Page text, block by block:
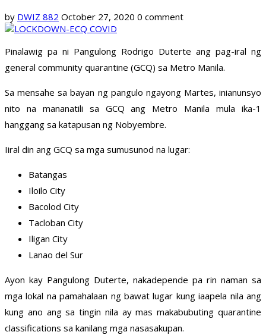
by DWIZ 882 October 27, 2020 0 comment
Pinalawig pa ni Pangulong Rodrigo Duterte ang pag-iral ng
general community quarantine (GCQ) sa Metro Manila.
Sa mensahe sa bayan ng pangulo ngayong Martes, inianunsyo
nito na mananatili sa GCQ ang Metro Manila mula ika-1
hanggang sa katapusan ng Nobyembre.
Iiral din ang GCQ sa mga sumusunod na lugar:
Batangas
Iloilo City
Bacolod City
Tacloban City
Iligan City
Lanao del Sur
Ayon kay Pangulong Duterte, nakadepende pa rin naman sa
mga lokal na pamahalaan ng bawat lugar kung iaapela nila ang
kung ano ang sa tingin nila ay mas makabubuting quarantine
classifications sa kanilang mga nasasakupan.